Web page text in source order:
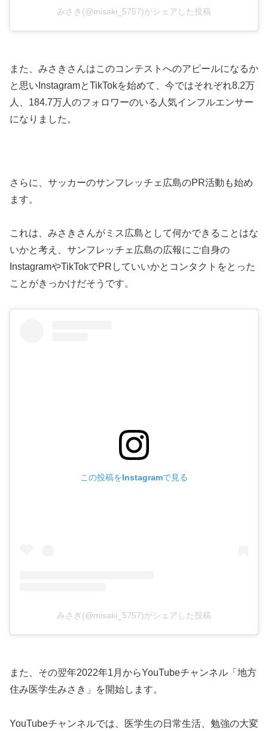
みさき(@misaki_5757)がシェアした投稿
また、みさきさんはこのコンテストへのアピールになるか
と思いInstagramとTikTokを始めて、今ではそれぞれ8.2万
人、184.7万人のフォロワーのいる人気インフルエンサー
になりました。
さらに、サッカーのサンフレッチェ広島のPR活動も始め
ます。
これは、みさきさんがミス広島として何かできることはな
いかと考え、サンフレッチェ広島の広報にご自身の
InstagramやTikTokでPRしていいかとコンタクトをとった
ことがきっかけだそうです。
この投稿をInstagramで見る
みさき(@misaki_5757)がシェアした投稿
また、その翌年2022年1月からYouTubeチャンネル「地方
住み医学生みさき」を開始します。
YouTubeチャンネルでは、医学生の日常生活、勉強の大変